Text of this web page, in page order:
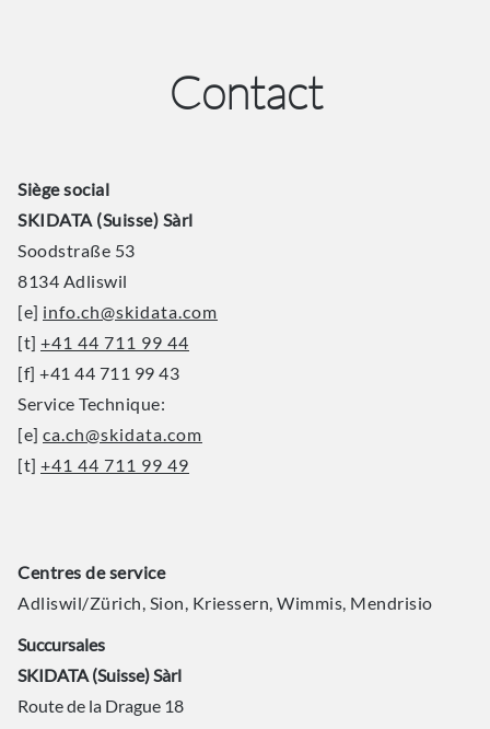
Contact
Siège social
SKIDATA (Suisse) Sàrl
Soodstraße 53
8134 Adliswil
[e] info.ch@skidata.com
[t] +41 44 711 99 44
[f] +41 44 711 99 43
Service Technique:
[e] ca.ch@skidata.com
[t] +41 44 711 99 49
Centres de service
Adliswil/Zürich, Sion, Kriessern, Wimmis, Mendrisio
Succursales
SKIDATA (Suisse) Sàrl
Route de la Drague 18